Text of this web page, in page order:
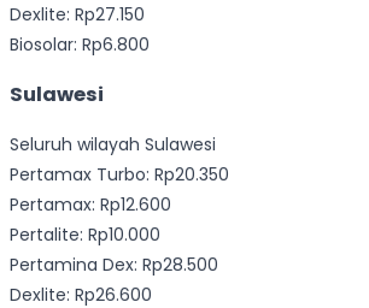
Dexlite: Rp27.150
Biosolar: Rp6.800
Sulawesi
Seluruh wilayah Sulawesi
Pertamax Turbo: Rp20.350
Pertamax: Rp12.600
Pertalite: Rp10.000
Pertamina Dex: Rp28.500
Dexlite: Rp26.600